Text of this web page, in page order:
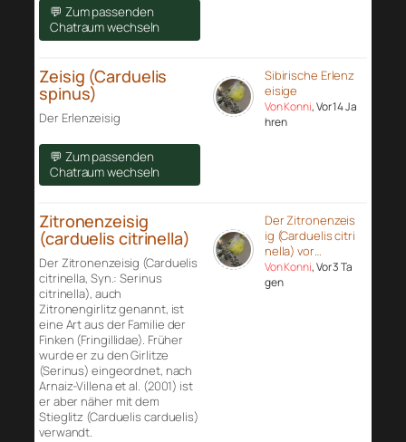
💬 Zum passenden
Chatraum wechseln
Zeisig (Carduelis
spinus)
Der Erlenzeisig
💬 Zum passenden
Chatraum wechseln
Sibirische Erlenz
eisige
Von Konni, Vor 14 Ja
hren
Zitronenzeisig
(carduelis citrinella)
Der Zitronenzeisig (Carduelis
citrinella, Syn.: Serinus
citrinella), auch
Zitronengirlitz genannt, ist
eine Art aus der Familie der
Finken (Fringillidae). Früher
wurde er zu den Girlitze
(Serinus) eingeordnet, nach
Arnaiz-Villena et al. (2001) ist
er aber näher mit dem
Stieglitz (Carduelis carduelis)
verwandt.
Der Zitronenzeis
ig (Carduelis citri
nella) vor…
Von Konni, Vor 3 Ta
gen